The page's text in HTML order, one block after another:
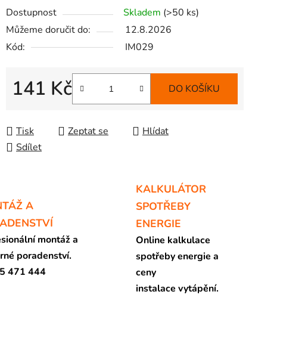
hvězdiček.
Dostupnost Skladem (>50 ks)
Můžeme doručit do:
12.8.2026
Kód:
IM029
141 Kč DO KOŠÍKU
Tisk Zeptat se
Hlídat
Sdílet
A
montáž a
poradenství.
471 444
KALKULÁTOR
SPOTŘEBY
ENERGIE
Online kalkulace
spotřeby energie a
ceny
instalace vytápění.